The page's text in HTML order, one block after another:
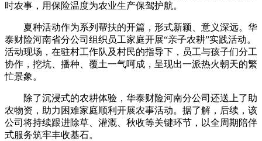
时农事，用保险温度为农业生产保驾护航。
夏种活动作为系列帮扶的开篇，形式新颖、意义深远。华
泰财险河南省分公司组织员工家庭开展“亲子农耕”实践活动。
活动现场，在驻村工作队及村民的指导下，员工与孩子们分工
协作，挖坑、播种、覆土一气呵成，呈现出一派热火朝天的繁
忙景象。
除了沉浸式的农耕体验，华泰财险河南分公司还送上了助
农物资，助力困难家庭顺利开展农事活动。据了解，后续，该
公司将持续跟进除草、灌溉、秋收等关键环节，以全周期陪伴
式服务筑牢丰收基石。